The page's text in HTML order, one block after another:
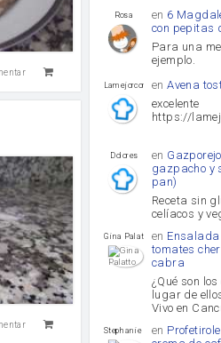
Rosa en 6
con pepitas
Para una
ejemplo.
lamejorcomida
enAvena
excelente
https://
Dolores en
gazpacho y
pan)
Receta sin
celíacos y
Gina Palatto en Ensalada
tomates
cabra
¿Qué son
lugar de
Vivo en
Stephanie Llanos
en